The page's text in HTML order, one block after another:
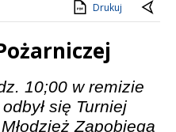
Drukuj
10;00 w remizie
się Turniej
Zapobiega